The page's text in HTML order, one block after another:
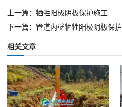
上一篇：牺牲阳极阴极保护施工
下一篇：管道内壁牺牲阳极阴极保护
相关文章